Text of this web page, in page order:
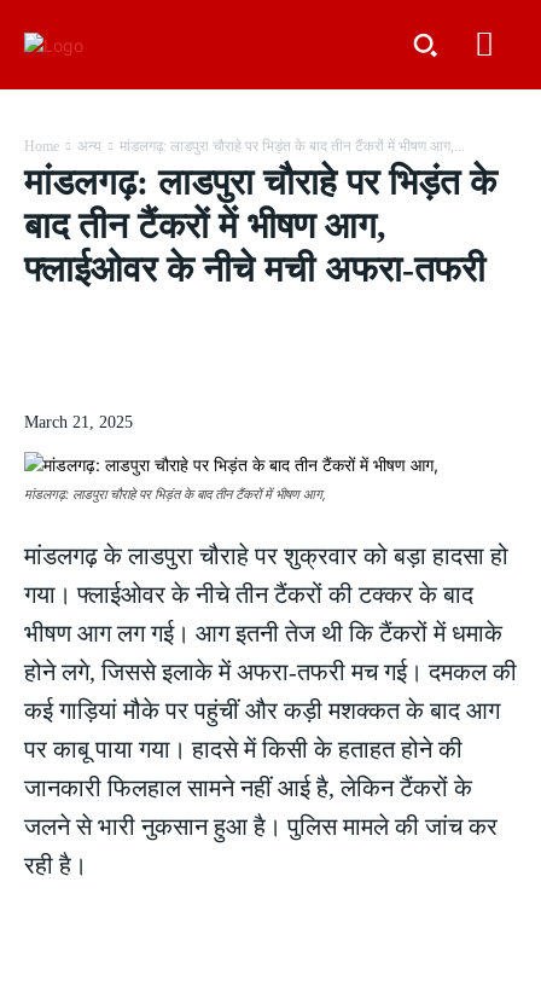
Home अन्य मांडलगढ़: लाडपुरा चौराहे पर भिड़ंत के बाद तीन टैंकरों में भीषण आग,...
मांडलगढ़: लाडपुरा चौराहे पर भिड़ंत के
बाद तीन टैंकरों में भीषण आग,
फ्लाईओवर के नीचे मची अफरा-तफरी
March 21, 2025
मांडलगढ़: लाडपुरा चौराहे पर भिड़ंत के बाद तीन टैंकरों में भीषण आग,
मांडलगढ़ के लाडपुरा चौराहे पर शुक्रवार को बड़ा हादसा हो
गया। फ्लाईओवर के नीचे तीन टैंकरों की टक्कर के बाद
भीषण आग लग गई। आग इतनी तेज थी कि टैंकरों में धमाके
होने लगे, जिससे इलाके में अफरा-तफरी मच गई। दमकल की
कई गाड़ियां मौके पर पहुंचीं और कड़ी मशक्कत के बाद आग
पर काबू पाया गया। हादसे में किसी के हताहत होने की
जानकारी फिलहाल सामने नहीं आई है, लेकिन टैंकरों के
जलने से भारी नुकसान हुआ है। पुलिस मामले की जांच कर
रही है।